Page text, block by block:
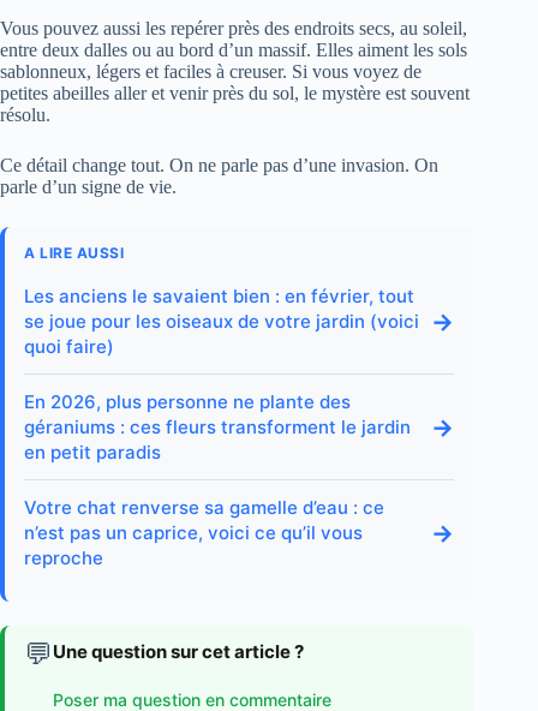
Vous pouvez aussi les repérer près des endroits secs, au soleil,
entre deux dalles ou au bord d’un massif. Elles aiment les sols
sablonneux, légers et faciles à creuser. Si vous voyez de
petites abeilles aller et venir près du sol, le mystère est souvent
résolu.
Ce détail change tout. On ne parle pas d’une invasion. On
parle d’un signe de vie.
A LIRE AUSSI
Les anciens le savaient bien : en février, tout
se joue pour les oiseaux de votre jardin (voici
quoi faire)
→
En 2026, plus personne ne plante des
géraniums : ces fleurs transforment le jardin
en petit paradis
→
Votre chat renverse sa gamelle d’eau : ce
n’est pas un caprice, voici ce qu’il vous
reproche
→
💬 Une question sur cet article ?
Poser ma question en commentaire